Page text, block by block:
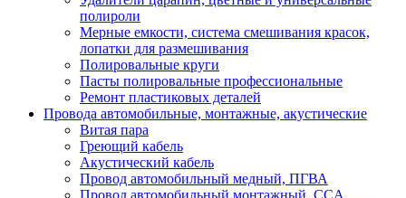
полироли
Мерные емкости, система смешивания красок,
лопатки для размешивания
Полировальные круги
Пасты полировальные профессиональные
Ремонт пластиковых деталей
Провода автомобильные, монтажные, акустические
Витая пара
Греющий кабель
Акустический кабель
Провод автомобильный медный, ПГВА
Провод автомобильный монтажный, CCA